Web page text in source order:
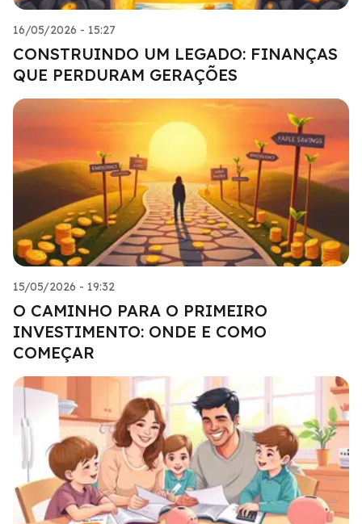
16/05/2026 - 15:27
CONSTRUINDO UM LEGADO: FINANÇAS
QUE PERDURAM GERAÇÕES
15/05/2026 - 19:32
O CAMINHO PARA O PRIMEIRO
INVESTIMENTO: ONDE E COMO
COMEÇAR